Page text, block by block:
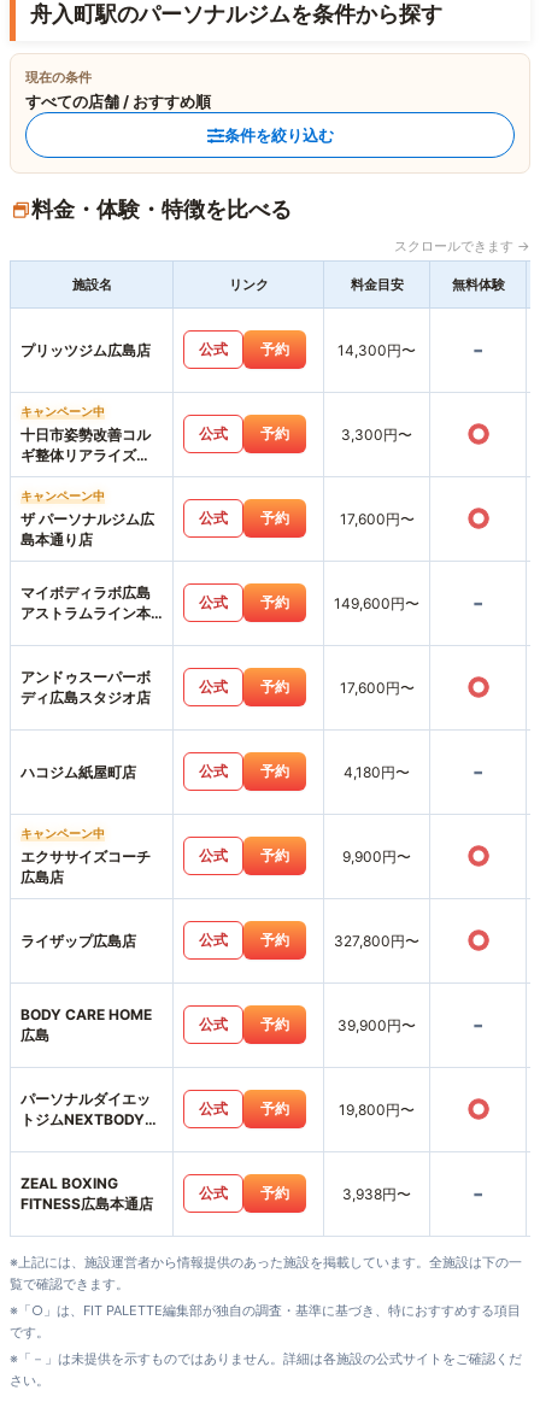
舟入町駅のパーソナルジムを条件から探す
現在の条件
すべての店舗 / おすすめ順
条件を絞り込む
料金・体験・特徴を比べる
スクロールできます →
施設名 リンク 料金目安 無料体験
プリッツジム広島店 公式 予約 14,300円〜 -
キャンペーン中
十日市姿勢改善コル
ギ整体リアライズ
【パーソナルジムリ
アライズ】LIARAISE
公式 予約 3,300円〜 ○
キャンペーン中
ザ パーソナルジム広
島本通り店
公式 予約 17,600円〜 ○
マイボディラボ広島
アストラムライン本
公式 予約 149,600円〜 -
アンドゥスーパーボ
ディ広島スタジオ店
公式 予約 17,600円〜 ○
ハコジム紙屋町店 公式 予約 4,180円〜 -
キャンペーン中
エクササイズコーチ
広島店
公式 予約 9,900円〜 ○
ライザップ広島店 公式 予約 327,800円〜 ○
BODY CARE HOME
広島
公式 予約 39,900円〜 -
パーソナルダイエッ
トジムNEXTBODY広
公式 予約 19,800円〜 ○
ZEAL BOXING
FITNESS広島本通店
公式 予約 3,938円〜 -
※上記には、施設運営者から情報提供のあった施設を掲載しています。全施設は下の一
覧で確認できます。
※「○」は、FIT PALETTE編集部が独自の調査・基準に基づき、特におすすめする項目
です。
※「－」は未提供を示すものではありません。詳細は各施設の公式サイトをご確認くだ
さい。